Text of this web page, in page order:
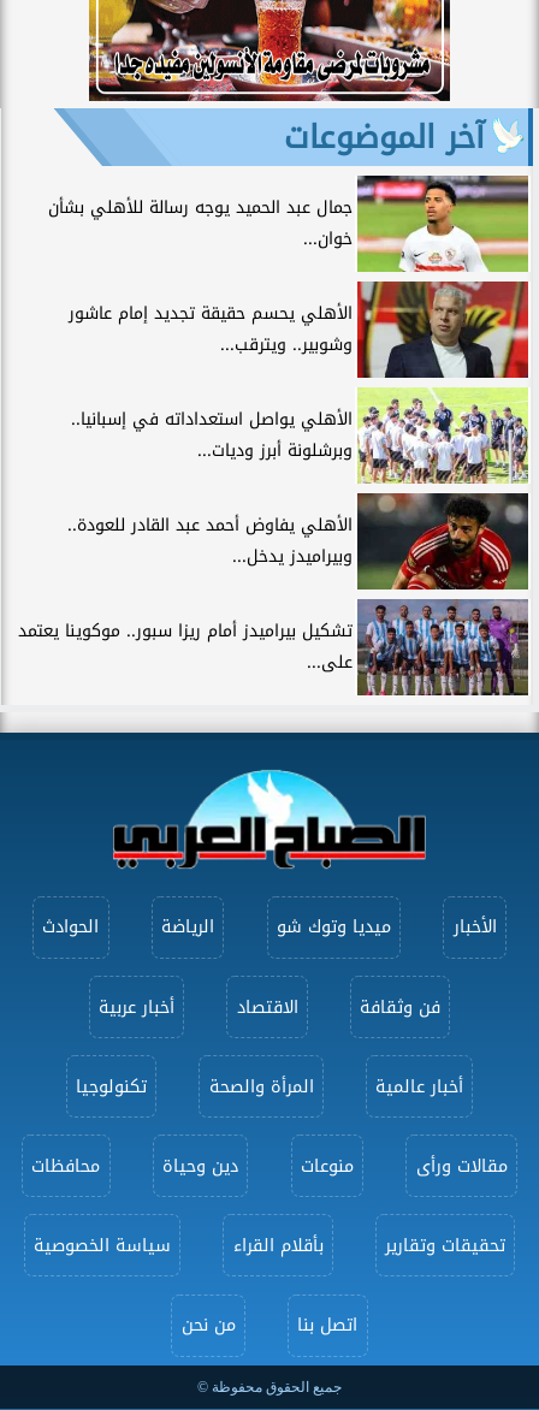
آخر الموضوعات
جمال عبد الحميد يوجه رسالة للأهلي بشأن
خوان...
الأهلي يحسم حقيقة تجديد إمام عاشور
وشوبير.. ويترقب...
الأهلي يواصل استعداداته في إسبانيا..
وبرشلونة أبرز وديات...
الأهلي يفاوض أحمد عبد القادر للعودة..
وبيراميدز يدخل...
تشكيل بيراميدز أمام ريزا سبور.. موكوينا يعتمد
على...
الأخبار ميديا وتوك شو الرياضة الحوادث
فن وثقافة الاقتصاد أخبار عربية
أخبار عالمية المرأة والصحة تكنولوجيا
مقالات ورأى منوعات دين وحياة محافظات
تحقيقات وتقارير بأقلام القراء سياسة الخصوصية
اتصل بنا من نحن
جميع الحقوق محفوظة ©